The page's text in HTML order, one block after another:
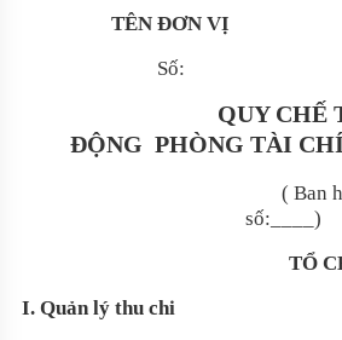
TÊN ĐƠN VỊ
Số:
QUY CHẾ TỔ
ĐỘNG PHÒNG TÀI
( Ban hành theo
số:____)
TỔ
I. Quản lý thu chi